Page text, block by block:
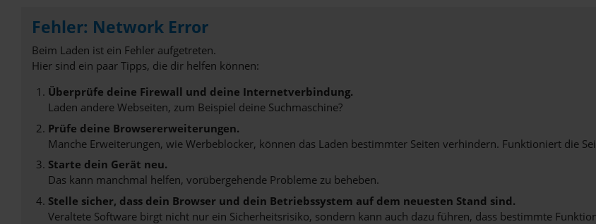
Fehler: Network Error
Beim Laden ist ein Fehler aufgetreten.
Hier sind ein paar Tipps, die dir helfen können:
Überprüfe deine Firewall und deine Internetverbindung.
Laden andere Webseiten, zum Beispiel deine Suchmaschine?
Prüfe deine Browsererweiterungen.
Manche Erweiterungen, wie Werbeblocker, können das Laden bestimmter Seiten verhindern. Funktioniert die
Starte dein Gerät neu.
Das kann manchmal helfen, vorübergehende Probleme zu beheben.
Stelle sicher, dass dein Browser und dein Betriebssystem auf dem neuesten Stand sind.
Veraltete Software birgt nicht nur ein Sicherheitsrisiko, sondern kann auch dazu führen, dass bestimmte